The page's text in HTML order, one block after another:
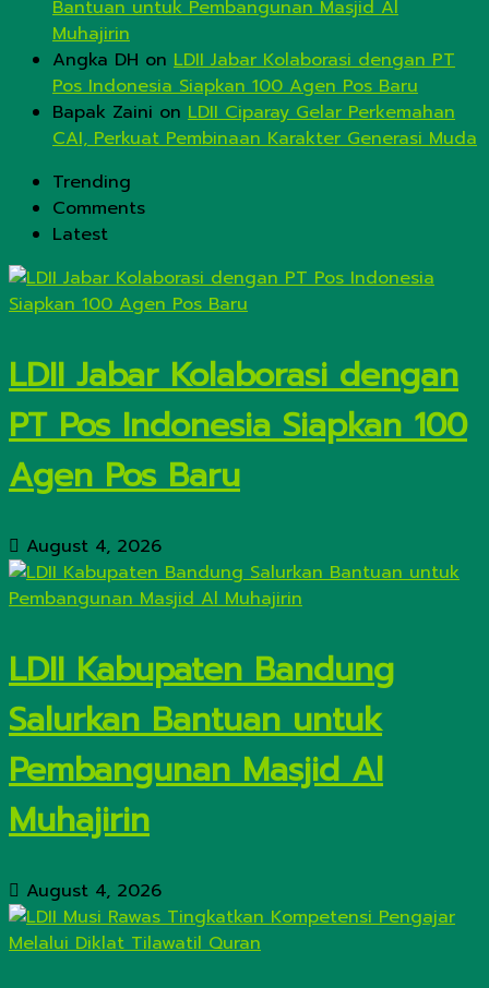
Bantuan untuk Pembangunan Masjid Al
Muhajirin
Angka DH on LDII Jabar Kolaborasi dengan PT
Pos Indonesia Siapkan 100 Agen Pos Baru
Bapak Zaini on LDII Ciparay Gelar Perkemahan
CAI, Perkuat Pembinaan Karakter Generasi Muda
Trending
Comments
Latest
LDII Jabar Kolaborasi dengan
PT Pos Indonesia Siapkan 100
Agen Pos Baru
August 4, 2026
LDII Kabupaten Bandung
Salurkan Bantuan untuk
Pembangunan Masjid Al
Muhajirin
August 4, 2026